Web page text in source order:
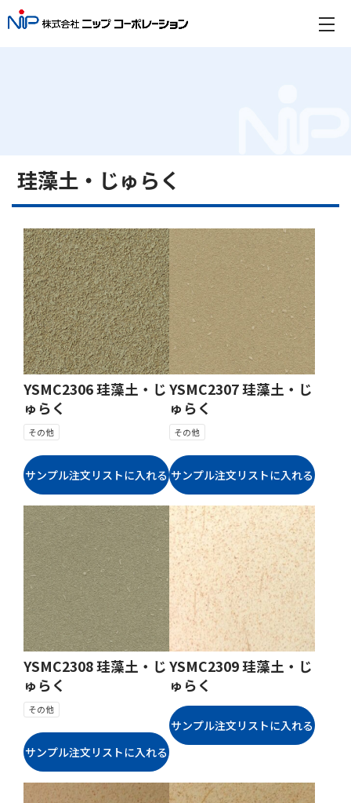
珪藻土・じゅらく
YSMC2306 珪藻土・じ
ゅらく
その他
YSMC2307 珪藻土・じ
ゅらく
その他
YSMC2308 珪藻土・じ
ゅらく
その他
YSMC2309 珪藻土・じ
ゅらく